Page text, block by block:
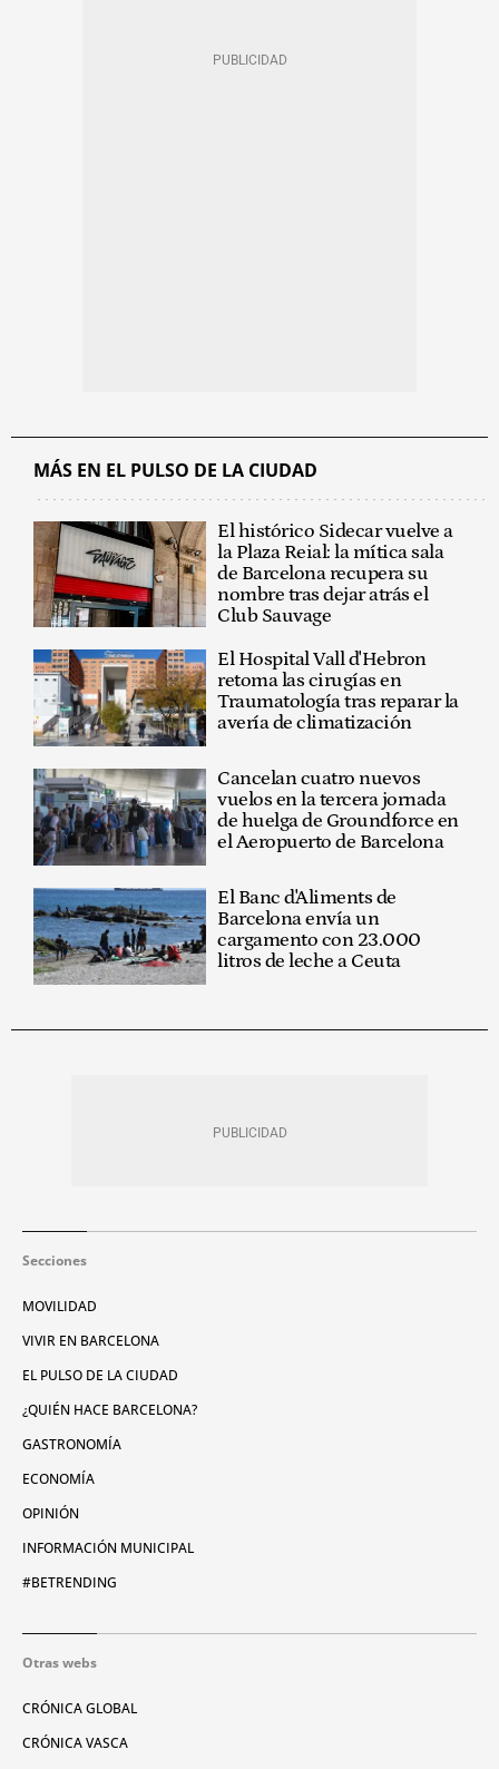
MÁS EN EL PULSO DE LA CIUDAD
El histórico Sidecar vuelve a
la Plaza Reial: la mítica sala
de Barcelona recupera su
nombre tras dejar atrás el
Club Sauvage
El Hospital Vall d'Hebron
retoma las cirugías en
Traumatología tras reparar la
avería de climatización
Cancelan cuatro nuevos
vuelos en la tercera jornada
de huelga de Groundforce en
el Aeropuerto de Barcelona
El Banc d'Aliments de
Barcelona envía un
cargamento con 23.000
litros de leche a Ceuta
Secciones
MOVILIDAD
VIVIR EN BARCELONA
EL PULSO DE LA CIUDAD
¿QUIÉN HACE BARCELONA?
GASTRONOMÍA
ECONOMÍA
OPINIÓN
INFORMACIÓN MUNICIPAL
#BETRENDING
Otras webs
CRÓNICA GLOBAL
CRÓNICA VASCA